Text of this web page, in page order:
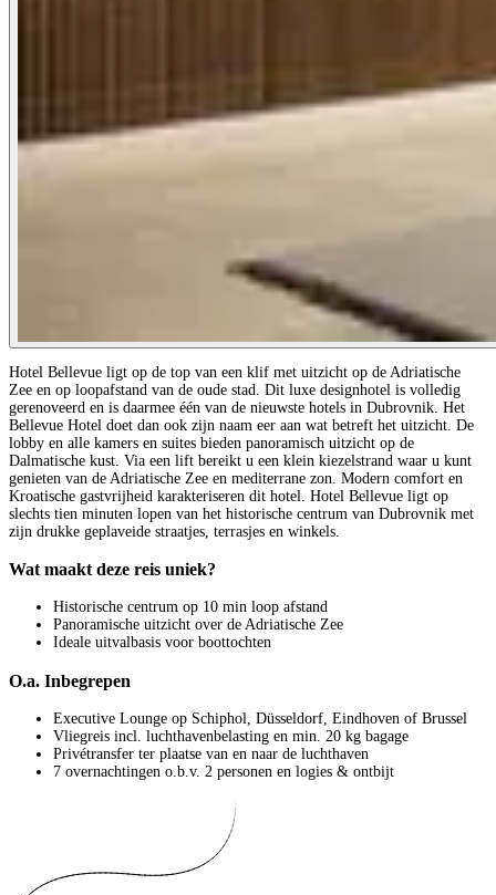
Hotel Bellevue ligt op de top van een klif met uitzicht op de Adriatische
Zee en op loopafstand van de oude stad. Dit luxe designhotel is volledig
gerenoveerd en is daarmee één van de nieuwste hotels in Dubrovnik. Het
Bellevue Hotel doet dan ook zijn naam eer aan wat betreft het uitzicht. De
lobby en alle kamers en suites bieden panoramisch uitzicht op de
Dalmatische kust. Via een lift bereikt u een klein kiezelstrand waar u kunt
genieten van de Adriatische Zee en mediterrane zon. Modern comfort en
Kroatische gastvrijheid karakteriseren dit hotel. Hotel Bellevue ligt op
slechts tien minuten lopen van het historische centrum van Dubrovnik met
zijn drukke geplaveide straatjes, terrasjes en winkels.
Wat maakt deze reis uniek?
Historische centrum op 10 min loop afstand
Panoramische uitzicht over de Adriatische Zee
Ideale uitvalbasis voor boottochten
O.a. Inbegrepen
Executive Lounge op Schiphol, Düsseldorf, Eindhoven of Brussel
Vliegreis incl. luchthavenbelasting en min. 20 kg bagage
Privétransfer ter plaatse van en naar de luchthaven
7 overnachtingen o.b.v. 2 personen en logies & ontbijt